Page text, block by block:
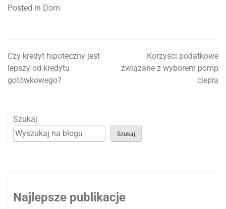
Posted in Dom
Nawigacja
wpisu
Czy kredyt hipoteczny jest
lepszy od kredytu
gotówkowego?
Korzyści podatkowe
związane z wyborem pomp
ciepła
Szukaj
Szukaj
Najlepsze publikacje